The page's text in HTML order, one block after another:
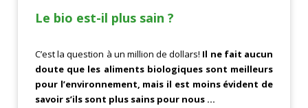
Le bio est-il plus sain ?
C’est la question à un million de dollars! Il ne fait aucun
doute que les aliments biologiques sont meilleurs
pour l’environnement, mais il est moins évident de
savoir s’ils sont plus sains pour nous …